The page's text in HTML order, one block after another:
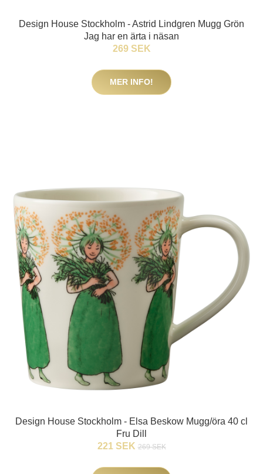
Design House Stockholm - Astrid Lindgren Mugg Grön
Jag har en ärta i näsan
269 SEK
MER INFO!
Design House Stockholm - Elsa Beskow Mugg/öra 40 cl
Fru Dill
221 SEK 269 SEK